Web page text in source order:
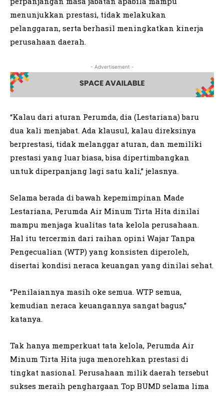
menunjukkan prestasi, tidak melakukan
pelanggaran, serta berhasil meningkatkan kinerja
perusahaan daerah.
- Advertisement -
“Kalau dari aturan Perumda, dia (Lestariana) baru
dua kali menjabat. Ada klausul, kalau direksinya
berprestasi, tidak melanggar aturan, dan memiliki
prestasi yang luar biasa, bisa dipertimbangkan
untuk diperpanjang lagi satu kali,” jelasnya.
Selama berada di bawah kepemimpinan Made
Lestariana, Perumda Air Minum Tirta Hita dinilai
mampu menjaga kualitas tata kelola perusahaan.
Hal itu tercermin dari raihan opini Wajar Tanpa
Pengecualian (WTP) yang konsisten diperoleh,
disertai kondisi neraca keuangan yang dinilai sehat.
“Penilaiannya masih oke semua. WTP semua,
kemudian neraca keuangannya sangat bagus,”
katanya.
Tak hanya memperkuat tata kelola, Perumda Air
Minum Tirta Hita juga menorehkan prestasi di
tingkat nasional. Perusahaan milik daerah tersebut
sukses meraih penghargaan Top BUMD selama lima